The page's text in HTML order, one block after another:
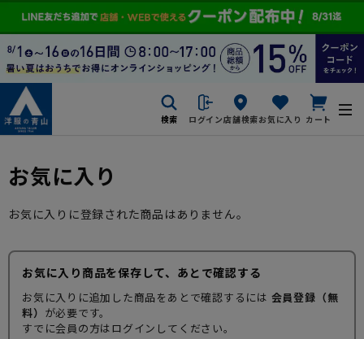
検索 ログイン店舗検索お気に入り カート
お気に入り
お気に入りに登録された商品はありません。
お気に入り商品を保存して、あとで確認する
お気に入りに追加した商品をあとで確認するには 会員登録（無
料） が必要です。
すでに会員の方はログインしてください。